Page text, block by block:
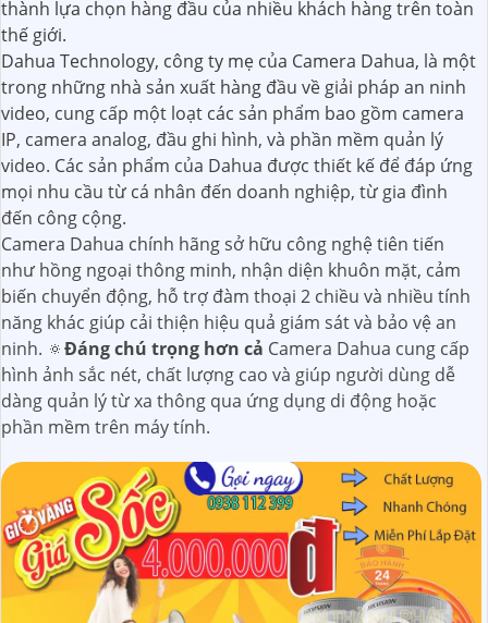
thành lựa chọn hàng đầu của nhiều khách hàng trên toàn
thế giới.
Dahua Technology, công ty mẹ của Camera Dahua, là một
trong những nhà sản xuất hàng đầu về giải pháp an ninh
video, cung cấp một loạt các sản phẩm bao gồm camera
IP, camera analog, đầu ghi hình, và phần mềm quản lý
video. Các sản phẩm của Dahua được thiết kế để đáp ứng
mọi nhu cầu từ cá nhân đến doanh nghiệp, từ gia đình
đến công cộng.
Camera Dahua chính hãng sở hữu công nghệ tiên tiến
như hồng ngoại thông minh, nhận diện khuôn mặt, cảm
biến chuyển động, hỗ trợ đàm thoại 2 chiều và nhiều tính
năng khác giúp cải thiện hiệu quả giám sát và bảo vệ an
ninh. 🔅Đáng chú trọng hơn cả Camera Dahua cung cấp
hình ảnh sắc nét, chất lượng cao và giúp người dùng dễ
dàng quản lý từ xa thông qua ứng dụng di động hoặc
phần mềm trên máy tính.